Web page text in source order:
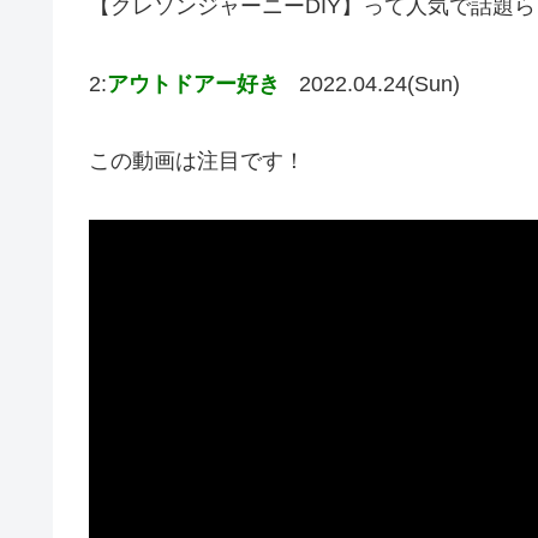
【クレソンジャーニーDIY】って人気で話題
2:アウトドアー好き 2022.04.24(Sun)
この動画は注目です！